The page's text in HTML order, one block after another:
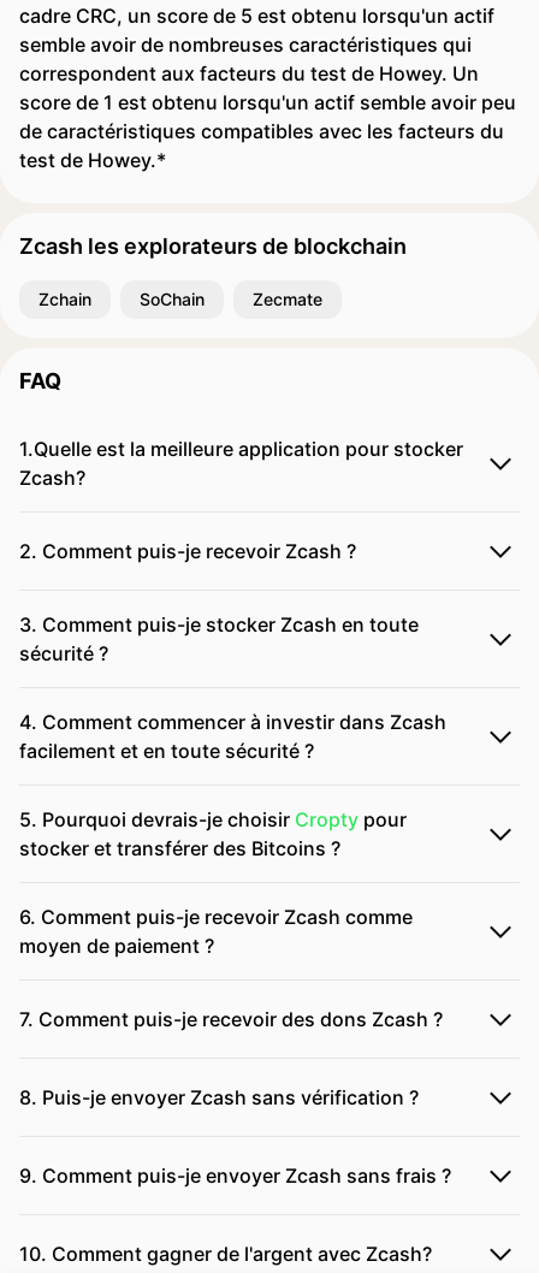
cadre CRC, un score de 5 est obtenu lorsqu'un actif
semble avoir de nombreuses caractéristiques qui
correspondent aux facteurs du test de Howey. Un
score de 1 est obtenu lorsqu'un actif semble avoir peu
de caractéristiques compatibles avec les facteurs du
test de Howey.*
Zcash les explorateurs de blockchain
Zchain SoChain Zecmate
FAQ
1.Quelle est la meilleure application pour stocker
Zcash?
2. Comment puis-je recevoir Zcash ?
3. Comment puis-je stocker Zcash en toute
sécurité ?
4. Comment commencer à investir dans Zcash
facilement et en toute sécurité ?
5. Pourquoi devrais-je choisir Cropty pour
stocker et transférer des Bitcoins ?
6. Comment puis-je recevoir Zcash comme
moyen de paiement ?
7. Comment puis-je recevoir des dons Zcash ?
8. Puis-je envoyer Zcash sans vérification ?
9. Comment puis-je envoyer Zcash sans frais ?
10. Comment gagner de l'argent avec Zcash?